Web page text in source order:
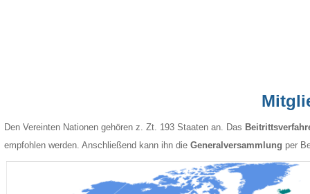
Den Vereinten Nationen gehören z. Zt. 193 Staaten an. Das
empfohlen werden. Anschließend kann ihn die Generalversammlung per